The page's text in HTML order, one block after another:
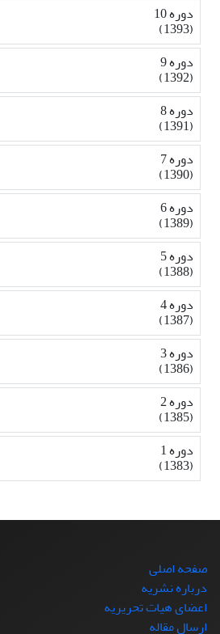
دوره 10
(1393)
دوره 9
(1392)
دوره 8
(1391)
دوره 7
(1390)
دوره 6
(1389)
دوره 5
(1388)
دوره 4
(1387)
دوره 3
(1386)
دوره 2
(1385)
دوره 1
(1383)
صفحه اصلی
درباره نشریه
اعضای هیات تحریریه
ارسال مقاله